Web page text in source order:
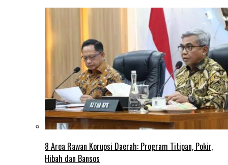
8 Area Rawan Korupsi Daerah: Program Titipan, Pokir,
Hibah dan Bansos